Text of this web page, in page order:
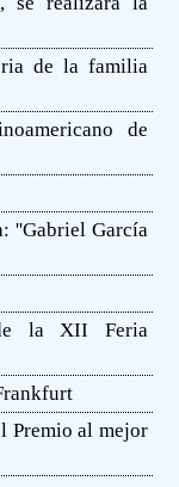
de la familia
de
''Gabriel García
la XII Feria
Premio al mejor